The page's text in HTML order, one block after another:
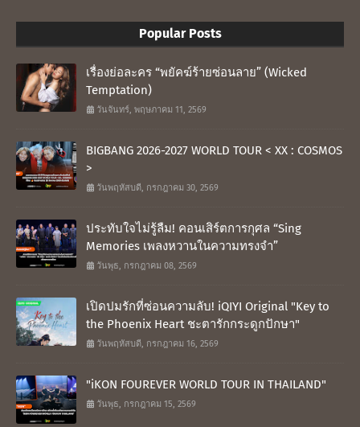
Popular Posts
เรื่องย่อละคร “พยัคฆ์ร้ายซ่อนลาย” (Wicked
Temptation)
วันจันทร์, พฤษภาคม 11, 2569
BIGBANG 2026-2027 WORLD TOUR < XX : COSMOS
>
วันพฤหัสบดี, กรกฎาคม 30, 2569
ประทับใจไม่รู้ลืม! คอนเสิร์ตการกุศล “Sing
Memories เพลงหวานในความทรงจำ”
วันพุธ, กรกฎาคม 08, 2569
เปิดปมรักที่ซ่อนความลับ! iQIYI Original "Key to
the Phoenix Heart ชะตารักกระดูกปักษา"
วันพฤหัสบดี, กรกฎาคม 16, 2569
"iKON FOUREVER WORLD TOUR IN THAILAND"
วันพุธ, กรกฎาคม 15, 2569